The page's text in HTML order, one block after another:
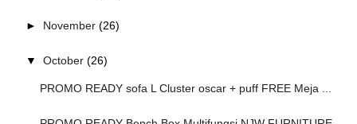
► November (26)
▼ October (26)
PROMO READY sofa L Cluster oscar + puff FREE Meja ...